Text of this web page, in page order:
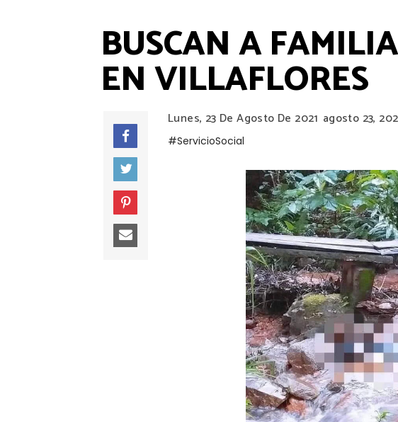
BUSCAN A
EN VILLAFLORES
Lunes, 23 De Agosto De 2021 agosto 23,
#ServicioSocial